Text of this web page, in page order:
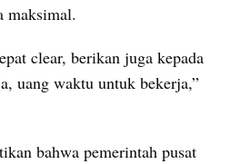
maksimal.
clear, berikan juga kepada
uang waktu untuk bekerja,”
bahwa pemerintah pusat